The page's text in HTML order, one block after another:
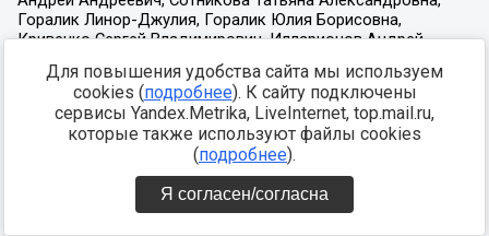
Для повышения удобства сайта мы используем
cookies (подробнее). К сайту подключены
сервисы Yandex.Metrika, LiveInternet, top.mail.ru,
которые также используют файлы cookies
(подробнее).
Я согласен/согласна